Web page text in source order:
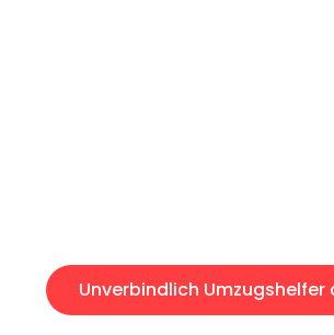
Unverbindlich Umzugshelfer